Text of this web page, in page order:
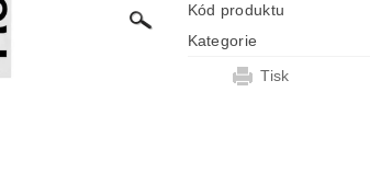
Kód produktu
Kategorie
Tisk